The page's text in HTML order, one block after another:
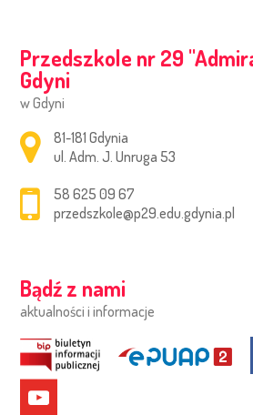
Przedszkole nr 29
Gdyni
w Gdyni
Adres pocztowy:
81-181 Gdynia
ul. Adm. J. Unruga 53
58 625 09 67
przedszkole@p29.edu.gdynia.pl
Bądź z nami
aktualności i informacje